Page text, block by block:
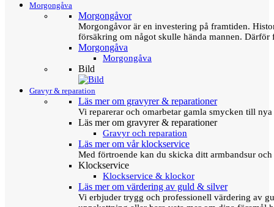
Morgongåva
Morgongåvor
Morgongåvor är en investering på framtiden.
försäkring om något skulle hända mannen.
Morgongåva
Morgongåva
Bild
Gravyr & reparation
Läs mer om gravyrer & reparationer
Vi reparerar och omarbetar gamla smycken till
Läs mer om gravyrer & reparationer
Gravyr och reparation
Läs mer om vår klockservice
Med förtroende kan du skicka ditt armbandsur
Klockservice
Klockservice & klockor
Läs mer om värdering av guld & silver
Vi erbjuder trygg och professionell värdering av